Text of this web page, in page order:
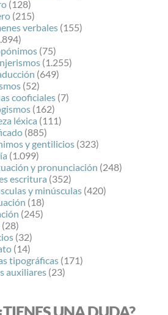
(128)
(215)
verbales (155)
(75)
(1.255)
(649)
(52)
cooficiales (7)
(162)
léxica (111)
(885)
y gentilicios (323)
(1.099)
y pronunciación (248)
escritura (352)
y minúsculas (420)
(18)
(245)
(28)
(32)
(14)
tipográficas (171)
auxiliares (23)
UNA DUDA?